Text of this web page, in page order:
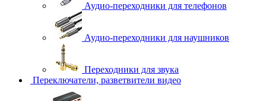
Аудио-переходники для телефонов
Аудио-переходники для наушников
Переходники для звука
Переключатели, разветвители видео